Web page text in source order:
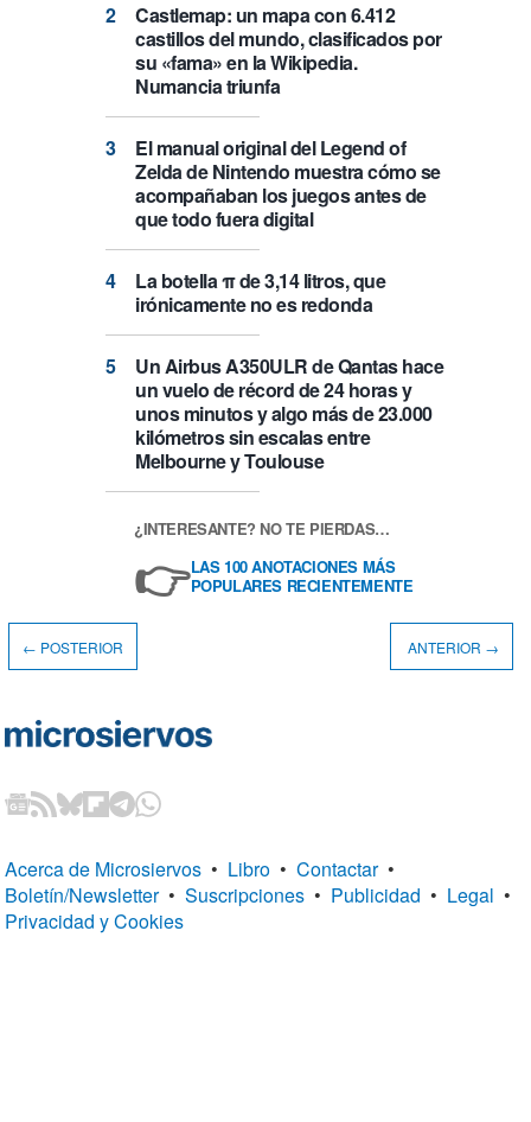
Castlemap: un mapa con 6.412
castillos del mundo, clasificados por
su «fama» en la Wikipedia.
Numancia triunfa
El manual original del Legend of
Zelda de Nintendo muestra cómo se
acompañaban los juegos antes de
que todo fuera digital
La botella π de 3,14 litros, que
irónicamente no es redonda
Un Airbus A350ULR de Qantas hace
un vuelo de récord de 24 horas y
unos minutos y algo más de 23.000
kilómetros sin escalas entre
Melbourne y Toulouse
¿INTERESANTE? NO TE PIERDAS…
👉LAS 100 ANOTACIONES MÁS
POPULARES RECIENTEMENTE
← POSTERIOR ANTERIOR →
Acerca de Microsiervos • Libro • Contactar •
Boletín/Newsletter • Suscripciones • Publicidad • Legal •
Privacidad y Cookies